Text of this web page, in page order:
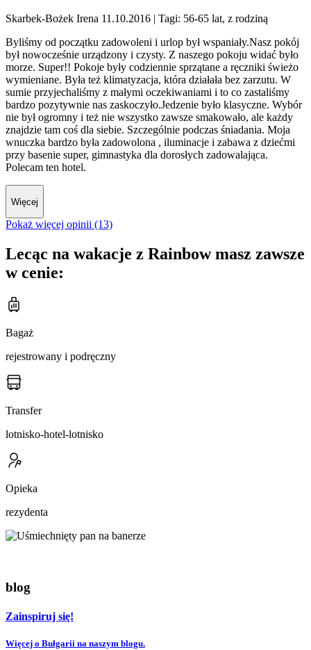
Skarbek-Bożek Irena 11.10.2016 | Tagi: 56-65 lat, z rodziną
Byliśmy od początku zadowoleni i urlop był wspaniały.Nasz pokój
był nowocześnie urządzony i czysty. Z naszego pokoju widać było
morze. Super!! Pokoje były codziennie sprzątane a ręczniki świeżo
wymieniane. Była też klimatyzacja, która działała bez zarzutu. W
sumie przyjechaliśmy z małymi oczekiwaniami i to co zastaliśmy
bardzo pozytywnie nas zaskoczyło.Jedzenie było klasyczne. Wybór
nie był ogromny i też nie wszystko zawsze smakowało, ale każdy
znajdzie tam coś dla siebie. Szczególnie podczas śniadania. Moja
wnuczka bardzo była zadowolona , iluminacje i zabawa z dziećmi
przy basenie super, gimnastyka dla dorosłych zadowalająca.
Polecam ten hotel.
Więcej
Pokaż więcej opinii (13)
Lecąc na wakacje z Rainbow masz zawsze
w cenie:
Bagaż
rejestrowany i podręczny
Transfer
lotnisko-hotel-lotnisko
Opieka
rezydenta
blog
Zainspiruj się!
Więcej o Bułgarii na naszym blogu.